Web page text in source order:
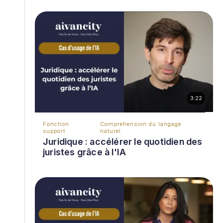
3:22
Fonction
support
Compréhension du langage
naturel
Juridique : accélérer le quotidien des
juristes grâce à l'IA